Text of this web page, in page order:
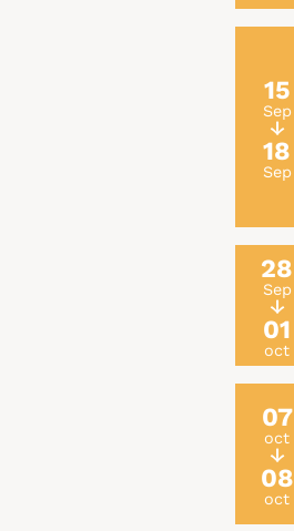
15
Sep
↓
18
Sep
28
Sep
↓
01
oct
07
oct
↓
08
oct